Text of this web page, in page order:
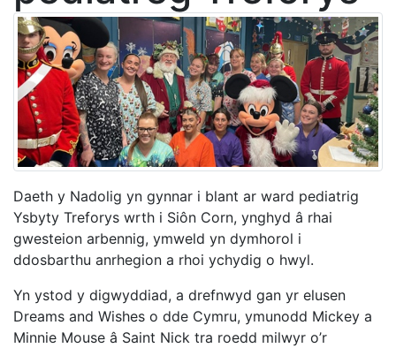
Daeth y Nadolig yn gynnar i blant ar ward pediatrig
Ysbyty Treforys wrth i Siôn Corn, ynghyd â rhai
gwesteion arbennig, ymweld yn dymhorol i
ddosbarthu anrhegion a rhoi ychydig o hwyl.
Yn ystod y digwyddiad, a drefnwyd gan yr elusen
Dreams and Wishes o dde Cymru, ymunodd Mickey a
Minnie Mouse â Saint Nick tra roedd milwyr o’r